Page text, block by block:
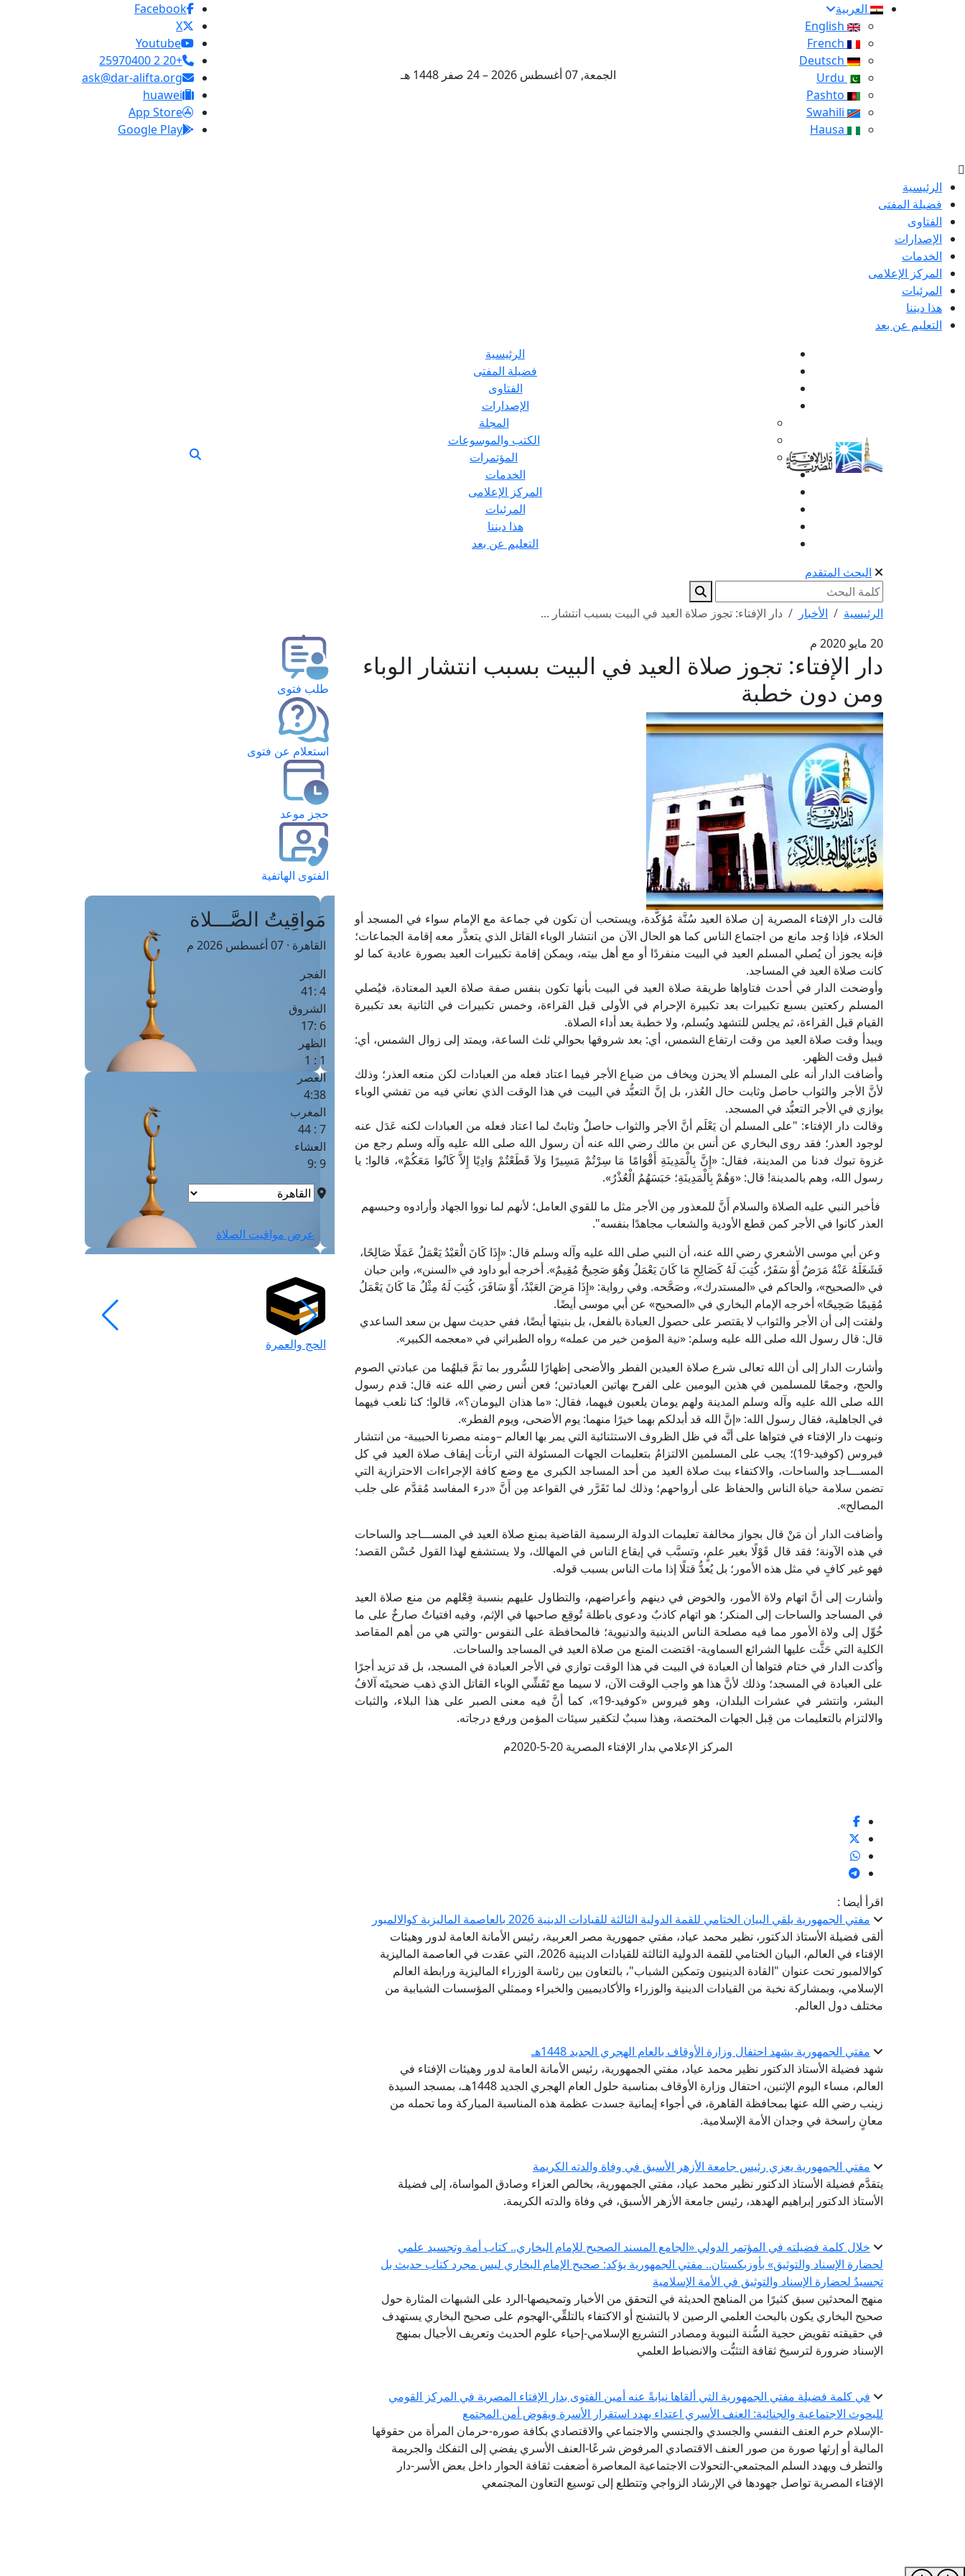
العربية
الجمعة, 07 أغسطس 2026 – 24 صفر 1448 هـ
Facebook
X
Youtube
+20 2 25970400
ask@dar-alifta.org
huawei
App Store
Google Play
الرئيسية
فضيلة المفتى
الفتاوى
الإصدارات
الخدمات
المركز الإعلامى
المرئيات
هذا ديننا
التعليم عن بعد
الرئيسية
فضيلة المفتى
الفتاوى
الإصدارات
المجلة
الكتب والموسوعات
المؤتمرات
الخدمات
المركز الإعلامى
المرئيات
هذا ديننا
التعليم عن بعد
البحث المتقدم
الرئيسية الأخبار
دار الإفتاء: تجوز صلاة العيد في البيت بسبب انتشار ...
20 مايو 2020 م
دار الإفتاء: تجوز صلاة العيد في البيت بسبب انتشار الوباء
ومن دون خطبة
قالت دار الإفتاء المصرية إن صلاة العيد سُنَّة مُؤكَّدة، ويستحب أن تكون في جماعة مع الإمام سواء في المسجد أو
الخلاء، فإذا وُجد مانع من اجتماع الناس كما هو الحال الآن من انتشار الوباء القاتل الذي يتعذَّر معه إقامة الجماعات؛
فإنه يجوز أن يُصلي المسلم العيد في البيت منفردًا أو مع أهل بيته، ويمكن إقامة تكبيرات العيد بصورة عادية كما لو
كانت صلاة العيد في المساجد.
وأوضحت الدار في أحدث فتاواها طريقة صلاة العيد في البيت بأنها تكون بنفس صفة صلاة العيد المعتادة، فيُصلي
المسلم ركعتين بسبع تكبيرات بعد تكبيرة الإحرام في الأولى قبل القراءة، وخمس تكبيرات في الثانية بعد تكبيرة
القيام قبل القراءة، ثم يجلس للتشهد ويُسلم، ولا خطبة بعد أداء الصلاة.
ويبدأ وقت صلاة العيد من وقت ارتفاع الشمس، أي: بعد شروقها بحوالي ثلث الساعة، ويمتد إلى زوال الشمس، أي:
قبيل وقت الظهر.
وأضافت الدار أنه على المسلم ألا يحزن ويخاف من ضياع الأجر فيما اعتاد فعله من العبادات لكن منعه العذر؛ وذلك
لأنَّ الأجر والثواب حاصل وثابت حال العُذر، بل إنَّ التعبُّد في البيت في هذا الوقت الذي نعاني فيه من تفشي الوباء
يوازي في الأجر التعبُّد في المسجد.
وقالت دار الإفتاء: "على المسلم أن يَعْلَم أنَّ الأجر والثواب حاصلٌ وثابتٌ لما اعتاد فعله من العبادات لكنه عَدَل عنه
لوجود العذر؛ فقد روى البخاري عن أنس بن مالك رضي الله عنه أن رسول الله صلى الله عليه وآله وسلم رجع من
غزوة تبوك فدنا من المدينة، فقال: «إِنَّ بِالْمَدِينَةِ أَقْوَامًا مَا سِرْتُمْ مَسِيرًا وَلاَ قَطَعْتُمْ وَادِيًا إِلاَّ كَانُوا مَعَكُمْ»، قالوا: يا
رسول الله، وهم بالمدينة! قال: «وَهُمْ بِالْمَدِينَةِ؛ حَبَسَهُمُ الْعُذْرُ».
فأخبر النبي عليه الصلاة والسلام أَنَّ للمعذور مِن الأجر مثل ما للقوي العامل؛ لأنهم لما نووا الجهاد وأرادوه وحبسهم
العذر كانوا في الأجر كمن قطع الأودية والشعاب مجاهدًا بنفسه".
وعن أبي موسى الأشعري رضي الله عنه، أن النبي صلى الله عليه وآله وسلم قال: «إِذَا كَانَ الْعَبْدُ يَعْمَلُ عَمَلًا صَالِحًا،
فَشَغَلَهُ عَنْهُ مَرَضٌ أَوْ سَفَرٌ، كُتِبَ لَهُ كَصَالِحِ مَا كَانَ يَعْمَلُ وَهُوَ صَحِيحٌ مُقِيمٌ». أخرجه أبو داود في «السنن»، وابن حبان
في «الصحيح»، والحاكم في «المستدرك»، وصَحَّحه. وفي رواية: «إِذَا مَرِضَ العَبْدُ، أَوْ سَافَرَ، كُتِبَ لَهُ مِثْلُ مَا كَانَ يَعْمَلُ
مُقِيمًا صَحِيحًا» أخرجه الإمام البخاري في «الصحيح» عن أبي موسى أيضًا.
ولفتت إلى أن الأجر والثواب لا يقتصر على حصول العبادة بالفعل، بل بنيتها أيضًا، ففي حديث سهل بن سعد الساعدي
قال: قال رسول الله صلى الله عليه وسلم: «نية المؤمن خير من عمله» رواه الطبراني في «معجمه الكبير».
وأشارت الدار إلى أن الله تعالى شرع صلاة العيدين الفطر والأضحى إظهارًا للسُّرور بما تمَّ قبلهُما من عبادتي الصوم
والحج، وجمعًا للمسلمين في هذين اليومين على الفرح بهاتين العبادتين؛ فعن أنس رضي الله عنه قال: قدم رسول
الله صلى الله عليه وآله وسلم المدينة ولهم يومان يلعبون فيهما، فقال: «ما هذان اليومان؟»، قالوا: كنا نلعب فيهما
في الجاهلية، فقال رسول الله: «إنَّ الله قد أبدلكم بهما خيرًا منهما: يوم الأضحى، ويوم الفطر».
ونبهت دار الإفتاء في فتواها على أنَّه في ظل الظروف الاستثنائية التي يمر بها العالم –ومنه مصرنا الحبيبة- من انتشار
فيروس (كوفيد-19)؛ يجب على المسلمين الالتزامُ بتعليمات الجهات المسئولة التي ارتأت إيقاف صلاة العيد في كل
المســـاجد والساحات، والاكتفاء ببث صلاة العيد من أحد المساجد الكبرى مع وضع كافة الإجراءات الاحترازية التي
تضمن سلامة حياة الناس والحفاظ على أرواحهم؛ وذلك لما تَقَرَّر في القواعد مِن أَنَّ «درء المفاسد مُقدَّم على جلب
المصالح».
وأضافت الدار أن مَنْ قال بجواز مخالفة تعليمات الدولة الرسمية القاضية بمنع صلاة العيد في المســـاجد والساحات
في هذه الآونة؛ فقد قال قَوْلًا بغير علمٍ، وتسبَّب في إيقاع الناس في المهالك، ولا يستشفع لهذا القول حُسْن القصد؛
فهو غير كافٍ في مثل هذه الأمور؛ بل يُعدُّ قتلًا إذا مات الناس بسبب قوله.
وأشارت إلى أنَّ اتهام ولاة الأمور، والخوض في دينهم وأعراضهم، والتطاول عليهم بنسبة فِعْلهم من منع صلاة العيد
في المساجد والساحات إلى المنكر؛ هو اتهام كاذبٌ ودعوى باطلة تُوقِع صاحبها في الإثم، وفيه افتياتٌ صارخٌ على ما
خُوِّل إلى ولاة الأمور مما فيه مصلحة الناس الدينية والدنيوية؛ فالمحافظة على النفوس -والتي هي من أهم المقاصد
الكلية التي حَثَّت عليها الشرائع السماوية- اقتضت المنع من صلاة العيد في المساجد والساحات.
وأكدت الدار في ختام فتواها أن العبادة في البيت في هذا الوقت توازي في الأجر العبادة في المسجد، بل قد تزيد أجرًا
على العبادة في المسجد؛ وذلك لأنَّ هذا هو واجب الوقت الآن، لا سيما مع تَفَشِّي الوباء القاتل الذي ذهب ضحيتَه آلافُ
البشر، وانتشر في عشرات البلدان، وهو فيروس «كوفيد-19»، كما أنَّ فيه معنى الصبر على هذا البلاء، والثبات
والالتزام بالتعليمات من قِبل الجهات المختصة، وهذا سببٌ لتكفير سيئات المؤمن ورفع درجاته.
المركز الإعلامي بدار الإفتاء المصرية 20-5-2020م
اقرأ أيضا :
مفتي الجمهورية يلقي البيان الختامي للقمة الدولية الثالثة للقيادات الدينية 2026 بالعاصمة الماليزية كوالالمبور
ألقى فضيلة الأستاذ الدكتور، نظير محمد عياد، مفتي جمهورية مصر العربية، رئيس الأمانة العامة لدور وهيئات
الإفتاء في العالم، البيان الختامي للقمة الدولية الثالثة للقيادات الدينية 2026، التي عقدت في العاصمة الماليزية
كوالالمبور تحت عنوان "القادة الدينيون وتمكين الشباب"، بالتعاون بين رئاسة الوزراء الماليزية ورابطة العالم
الإسلامي، وبمشاركة نخبة من القيادات الدينية والوزراء والأكاديميين والخبراء وممثلي المؤسسات الشبابية من
مختلف دول العالم.
مفتي الجمهورية يشهد احتفال وزارة الأوقاف بالعام الهجري الجديد 1448هـ
شهد فضيلة الأستاذ الدكتور نظير محمد عياد، مفتي الجمهورية، رئيس الأمانة العامة لدور وهيئات الإفتاء في
العالم، مساء اليوم الإثنين، احتفال وزارة الأوقاف بمناسبة حلول العام الهجري الجديد 1448هـ، بمسجد السيدة
زينب رضي الله عنها بمحافظة القاهرة، في أجواء إيمانية جسدت عظمة هذه المناسبة المباركة وما تحمله من
معانٍ راسخة في وجدان الأمة الإسلامية.
مفتي الجمهورية يعزي رئيس جامعة الأزهر الأسبق في وفاة والدته الكريمة
يتقدَّم فضيلة الأستاذ الدكتور نظير محمد عياد، مفتي الجمهورية، بخالص العزاء وصادق المواساة، إلى فضيلة
الأستاذ الدكتور إبراهيم الهدهد، رئيس جامعة الأزهر الأسبق، في وفاة والدته الكريمة.
خلال كلمة فضيلته في المؤتمر الدولي «الجامع المسند الصحيح للإمام البخاري.. كتاب أمة وتجسيد علمي
لحضارة الإسناد والتوثيق» بأوزبكستان.. مفتي الجمهورية يؤكد: صحيح الإمام البخاري ليس مجرد كتاب حديث بل
تجسيدٌ لحضارة الإسناد والتوثيق في الأمة الإسلامية
منهج المحدثين سبق كثيرًا من المناهج الحديثة في التحقق من الأخبار وتمحيصها-الرد على الشبهات المثارة حول
صحيح البخاري يكون بالبحث العلمي الرصين لا بالتشنج أو الاكتفاء بالتلقِّي-الهجوم على صحيح البخاري يستهدف
في حقيقته تقويض حجية السُّنة النبوية ومصادر التشريع الإسلامي-إحياء علوم الحديث وتعريف الأجيال بمنهج
الإسناد ضرورة لترسيخ ثقافة التثبُّت والانضباط العلمي
في كلمة فضيلة مفتي الجمهورية التي ألقاها نيابةً عنه أمين الفتوى بدار الإفتاء المصرية في المركز القومي
للبحوث الاجتماعية والجنائية: العنف الأسري اعتداء يهدد استقرار الأسرة ويقوض أمن المجتمع
-الإسلام حرم العنف النفسي والجسدي والجنسي والاجتماعي والاقتصادي بكافة صوره-حرمان المرأة من حقوقها
المالية أو إرثها صورة من صور العنف الاقتصادي المرفوض شرعًا-العنف الأسري يفضي إلى التفكك والجريمة
والتطرف ويهدد السلم المجتمعي-التحولات الاجتماعية المعاصرة أضعفت ثقافة الحوار داخل بعض الأسر-دار
الإفتاء المصرية تواصل جهودها في الإرشاد الزواجي وتتطلع إلى توسيع التعاون المجتمعي
طلب فتوى
استعلام عن فتوى
حجز موعد
الفتوى الهاتفية
مَواقِيتُ الصَّـــلاة
القاهرة · 07 أغسطس 2026 م
الفجر
4 :41
الشروق
6 :17
الظهر
1 : 1
العصر
4:38
المغرب
7 : 44
العشاء
9 :9
عرض مواقيت الصلاة
الحج والعمرة